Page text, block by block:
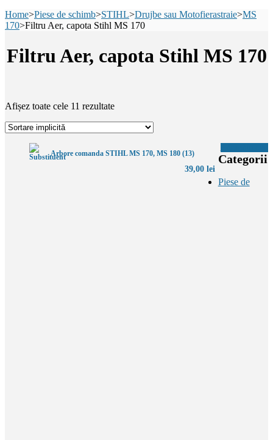
Home>Piese de schimb>STIHL>Drujbe sau Motofierastraie>MS
170>Filtru Aer, capota Stihl MS 170
Filtru Aer, capota Stihl MS 170
Afișez toate cele 11 rezultate
Arbore comanda STIHL MS 170, MS 180 (13)
39,00 lei
Categorii
Piese de